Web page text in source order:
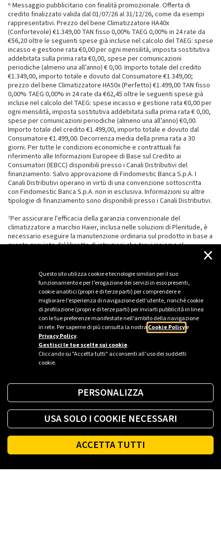
Questo sito utilizza cookie e tecnologie similari per il suo
funzionamento e per l’erogazione dei servizi in esso presenti,
cookie analitici (propri e di terze parti) per comprendere e
migliorare l’esperienza di navigazione dell’utente, nonché cookie
di profilazione (propri e di terze parti) per inviarti pubblicità in linea
con le tue preferenze manifestate nell’ambito della navigazione
in rete. Per saperne di più consulta la nostra Cookie Policye
Privacy Policy.
Gestisci le tue scelte sui cookie.
Cliccando su "Accetta tutti" acconsenti all’uso dei suddetti
cookie.
×
PERSONALIZZA
USA SOLO I COOKIE NECESSARI
ACCETTA TUTTI
⁶ Messaggio pubblicitario con finalità promozionale. Offerta di
credito finalizzato valida dal 01/07/26 al 31/12/26, come da esempi
rappresentativi. Prezzo del bene Climatizzatore HA40x
(Confortevole) €1.349,00 TAN fisso 0,00% TAEG 0,00% in 24 rate da
€56,20 oltre le seguenti spese già incluse nel calcolo del TAEG: spese
incasso e gestione rata €0,00 per ogni mensilità, imposta sostitutiva
addebitata sulla prima rata €0,00, spese per comunicazioni
periodiche (almeno una all’anno) € 0,00. Importo totale del credito
€1.349,00, importo totale e dovuto dal Consumatore €1.349,00;
prezzo del bene Climatizzatore HA50x (Perfetto) €1.499,00 TAN fisso
0,00% TAEG 0,00% in 24 rate da €62,45 oltre le seguenti spese già
incluse nel calcolo del TAEG: spese incasso e gestione rata €0,00 per
ogni mensilità, imposta sostitutiva addebitata sulla prima rata € 0,00,
spese per comunicazioni periodiche (almeno una all’anno) €0,00.
Importo totale del credito €1.499,00, importo totale e dovuto dal
Consumatore €1.499,00. Decorrenza media della prima rata a 30
giorni. Per tutte le condizioni economiche e contrattuali fai
riferimento alle Informazioni Europee di Base sul Credito ai
Consumatori (IEBCC) disponibili presso i Canali Distributivi del
finanziamento. Salvo approvazione di Findomestic Banca S.p.A. I
Canali Distributivi operano in virtù di una convenzione sottoscritta
con Findomestic Banca S.p.A. non in esclusiva. Informazioni su altre
tipologie di finanziamento sono disponibili presso i Canali Distributivi.
⁷Per assicurare l'efficacia della garanzia convenzionale del
climatizzatore a marchio Haier, inclusa nelle soluzioni di Plenitude, è
necessario eseguire la manutenzione ordinaria sul prodotto in base a
quanto previsto dal libretto di istruzioni che trovi insieme al